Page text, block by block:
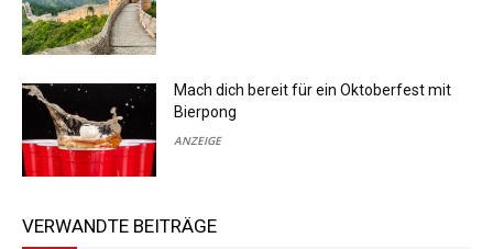
Mach dich bereit für ein Oktoberfest mit
Bierpong
ANZEIGE
VERWANDTE BEITRÄGE